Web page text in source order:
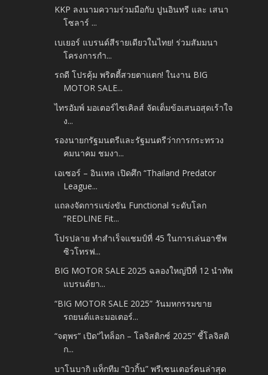
KKP ลงนามความร่วมมือกับ ปูนอินทรี และ เสนา
โซลาร์ ...
เบเยอร์ แบรนด์สีรายเดียวในไทย! ร่วมสัมมนา
โครงการกำ...
รถดี โปรคุ้ม พริตตี้สวยตาแตก! ในงาน BIG
MOTOR SALE...
ไทรอัมพ์ มอเตอร์ไซเคิลส์ จัดเต็มข้อเสนอสุดเร้าใจ
ง...
รองนายกรัฐมนตรีและรัฐมนตรีว่าการกระทรวง
คมนาคม ชมงา...
เอเซอร์ – อินเทล เปิดศึก “Thailand Predator
League...
แถลงจัดการแข่งขัน Functional ระดับโลก
“REDLINE Fit...
โปรปลาย ทำสำเร็จแชมป์ที่ 45 ในการเล่นอาชีพ
ซิวโทรฟ...
BIG MOTOR SALE 2025 ฉลองใหญ่ปีที่ 12 นำทัพ
แบรนด์ยา...
“BIG MOTOR SALE 2025” วันมหกรรมขาย
รถยนต์และมอเตอร์...
“จตุพร” เปิด“ไทล็อก – โลจิสติกซ์ 2025” ชี้โลจิสติ
ก...
บาโนบากิ แท็กทีม “บิวกิ้น” พรีเซนเตอร์คนล่าสุด